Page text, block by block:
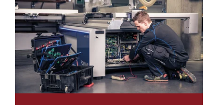
Freesmachines
Cirkelzaag-freesmachines
5-voudige combimachines
CNC-bewerkingscentra
Kantenaanlijmmachines
Breedbandschuurmachines